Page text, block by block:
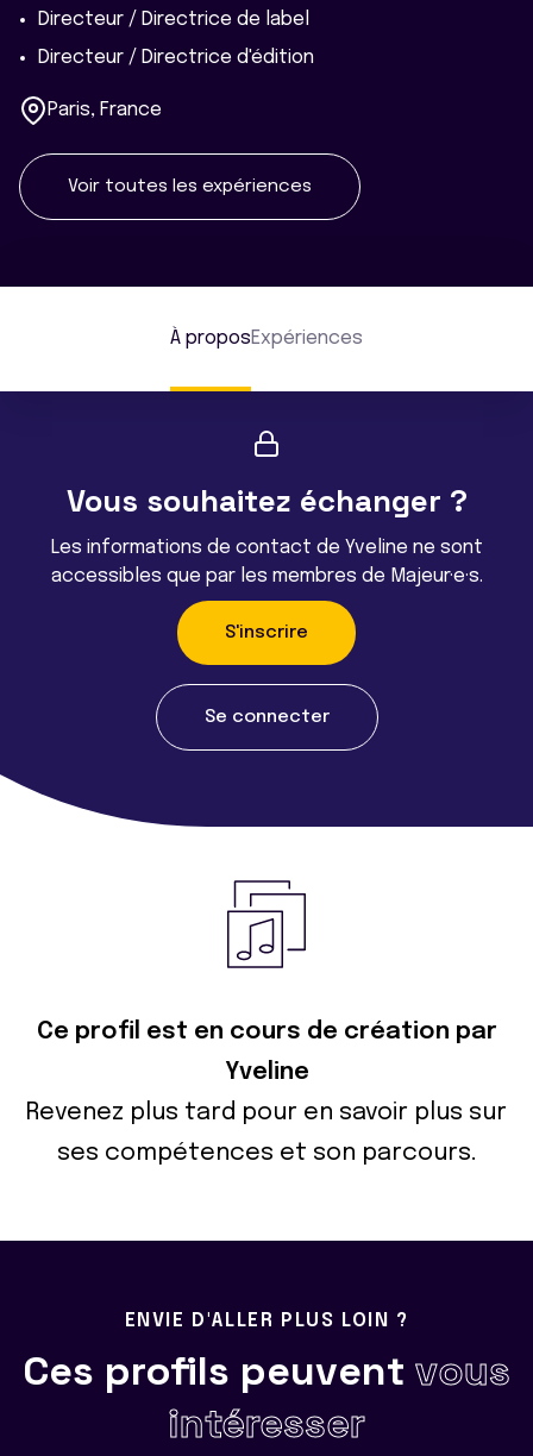
Directeur / Directrice de label
Directeur / Directrice d'édition
Paris, France
Voir toutes les expériences
À proposExpériences
Vous souhaitez échanger ?
Les informations de contact de Yveline ne sont
accessibles que par les membres de Majeur·e·s.
S'inscrire
Se connecter
Ce profil est en cours de création par
Yveline
Revenez plus tard pour en savoir plus sur
ses compétences et son parcours.
ENVIE D'ALLER PLUS LOIN ?
Ces profils peuvent vous
intéresser